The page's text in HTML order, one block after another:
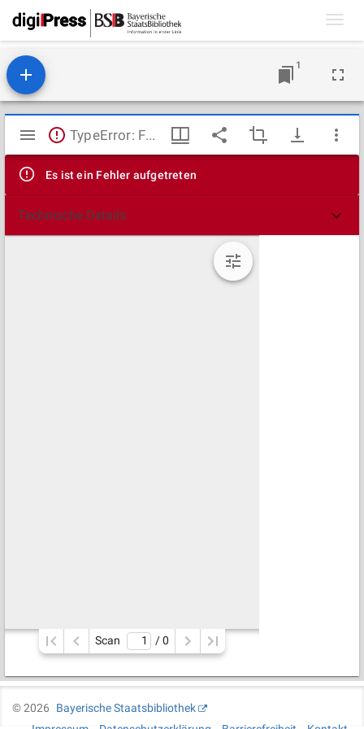
1
Mirador
Viewer
TypeError: Failed to fetch
Es ist ein Fehler aufgetreten
Technische Details
Scan / 0
©2026
Bayerische Staatsbibliothek